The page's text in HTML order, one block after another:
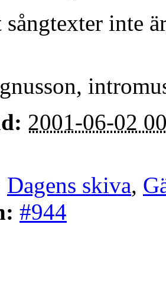
sångtexter inte
2001-06-02
Dagens skiva,
#944